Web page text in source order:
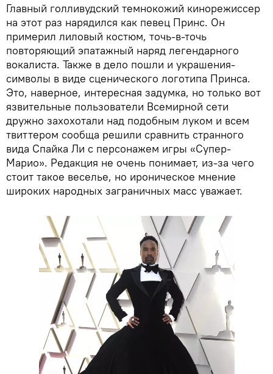
Главный голливудский темнокожий кинорежиссер
на этот раз нарядился как певец Принс. Он
примерил лиловый костюм, точь-в-точь
повторяющий эпатажный наряд легендарного
вокалиста. Также в дело пошли и украшения-
символы в виде сценического логотипа Принса.
Это, наверное, интересная задумка, но только вот
язвительные пользователи Всемирной сети
дружно захохотали над подобным луком и всем
твиттером сообща решили сравнить странного
вида Спайка Ли с персонажем игры «Супер-
Марио». Редакция не очень понимает, из-за чего
стоит такое веселье, но ироническое мнение
широких народных заграничных масс уважает.